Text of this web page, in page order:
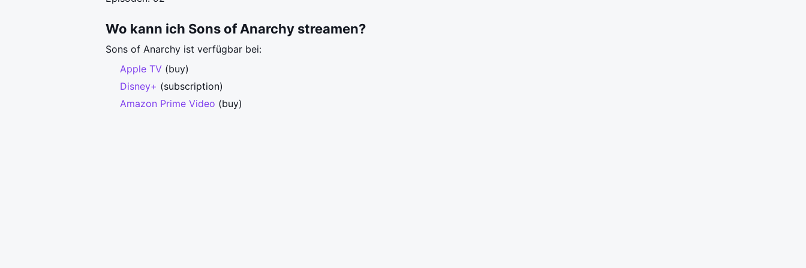
Wo kann ich Sons of Anarchy streamen?
Sons of Anarchy ist verfügbar bei:
Apple TV (buy)
Disney+ (subscription)
Amazon Prime Video (buy)